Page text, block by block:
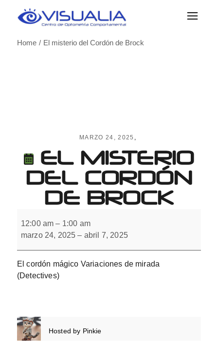
Home
El misterio del Cordón de Brock
MARZO 24, 2025
EL MISTERIO
DEL CORDÓN
DE BROCK
misterio
del
Cordón
Brock
12:00 am – 1:00 am
marzo 24, 2025 – abril 7, 2025
El cordón mágico Variaciones de mirada
(Detectives)
Hosted by Pinkie